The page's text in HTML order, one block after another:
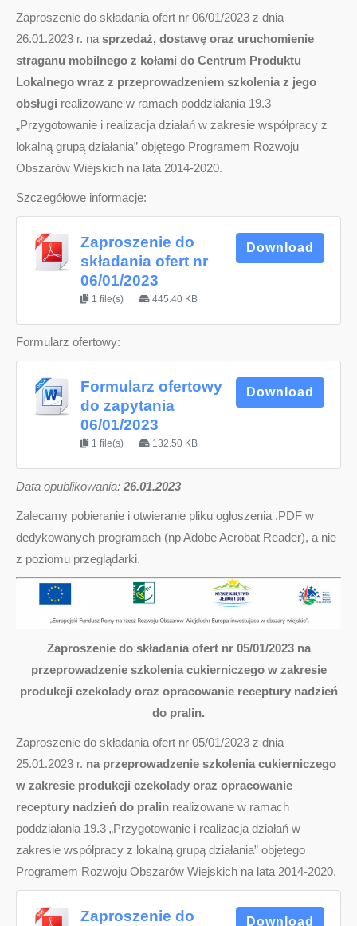
Zaproszenie do składania ofert nr 06/01/2023 z dnia
26.01.2023 r. na sprzedaż, dostawę oraz uruchomienie
straganu mobilnego z kołami do Centrum Produktu
Lokalnego wraz z przeprowadzeniem szkolenia z jego
obsługi realizowane w ramach poddziałania 19.3
„Przygotowanie i realizacja działań w zakresie współpracy z
lokalną grupą działania” objętego Programem Rozwoju
Obszarów Wiejskich na lata 2014-2020.
Szczegółowe informacje:
Zaproszenie do
składania ofert nr
06/01/2023
1 file(s) 445.40 KB
Download
Formularz ofertowy:
Formularz ofertowy
do zapytania
06/01/2023
1 file(s) 132.50 KB
Download
Data opublikowania: 26.01.2023
Zalecamy pobieranie i otwieranie pliku ogłoszenia .PDF w
dedykowanych programach (np Adobe Acrobat Reader), a nie
z poziomu przeglądarki.
Zaproszenie do składania ofert nr 05/01/2023 na
przeprowadzenie szkolenia cukierniczego w zakresie
produkcji czekolady oraz opracowanie receptury nadzień
do pralin.
Zaproszenie do składania ofert nr 05/01/2023 z dnia
25.01.2023 r. na przeprowadzenie szkolenia cukierniczego
w zakresie produkcji czekolady oraz opracowanie
receptury nadzień do pralin realizowane w ramach
poddziałania 19.3 „Przygotowanie i realizacja działań w
zakresie współpracy z lokalną grupą działania” objętego
Programem Rozwoju Obszarów Wiejskich na lata 2014-2020.
Zaproszenie do Download